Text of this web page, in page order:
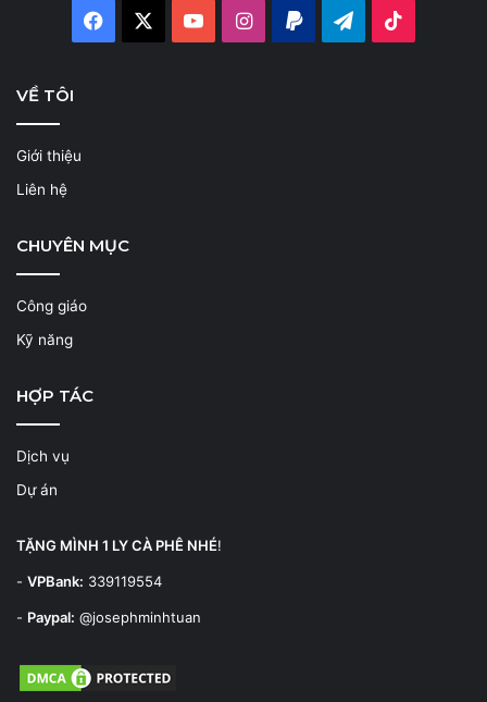
Facebook YouTubeInstagram
Paypal Telegram
VỀ TÔI
Giới thiệu
Liên hệ
CHUYÊN MỤC
Công giáo
Kỹ năng
HỢP TÁC
Dịch vụ
Dự án
TẶNG MÌNH 1 LY CÀ PHÊ NHÉ!
- VPBank: 339119554
- Paypal: @josephminhtuan